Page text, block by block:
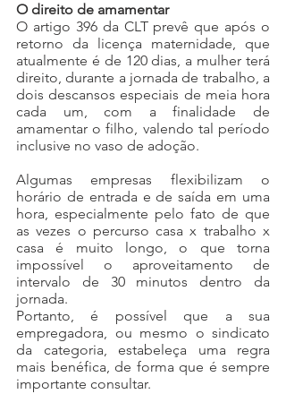
O direito de amamentar
O artigo 396 da CLT prevê que após o
retorno da licença maternidade, que
atualmente é de 120 dias, a mulher terá
direito, durante a jornada de trabalho, a
dois descansos especiais de meia hora
cada um, com a finalidade de
amamentar o filho, valendo tal período
inclusive no vaso de adoção.
Algumas empresas flexibilizam o
horário de entrada e de saída em uma
hora, especialmente pelo fato de que
as vezes o percurso casa x trabalho x
casa é muito longo, o que torna
impossível o aproveitamento de
intervalo de 30 minutos dentro da
jornada.
Portanto, é possível que a sua
empregadora, ou mesmo o sindicato
da categoria, estabeleça uma regra
mais benéfica, de forma que é sempre
importante consultar.